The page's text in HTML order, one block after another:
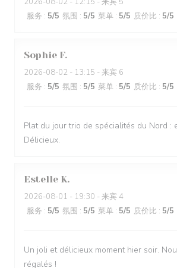
服务 : 5/5 氛围 : 5/5 菜单 : 5/5 质价比 : 5/5
Sophie F
2026-08-02 - 13:15 - 来宾 6
服务 : 5/5 氛围 : 5/5 菜单 : 5/5 质价比 : 5/5
Plat du jour trio de spécialités du Nord :
Délicieux.
Estelle K
2026-08-01 - 19:30 - 来宾 4
服务 : 5/5 氛围 : 5/5 菜单 : 5/5 质价比 : 5/5
Un joli et délicieux moment hier soir.
régalés !